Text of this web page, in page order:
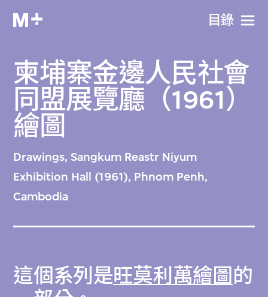
目​錄
柬埔寨金邊人民社會
同盟展覽廳（1961）
繪圖
Drawings, Sangkum Reastr Niyum
Exhibition Hall (1961), Phnom Penh,
Cambodia
這個系列是旺莫利萬繪圖 的